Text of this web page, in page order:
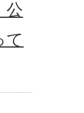
公
て